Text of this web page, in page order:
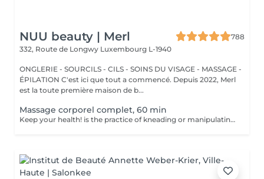
NUU beauty | Merl
788
332, Route de Longwy Luxembourg L-1940
ONGLERIE - SOURCILS - CILS - SOINS DU VISAGE - MASSAGE -
ÉPILATION C'est ici que tout a commencé. Depuis 2022, Merl
est la toute première maison de b...
Massage corporel complet, 60 min
Keep your health! is the practice of kneading or manipulating a person's muscles and other soft-tissue in order to reduce stress, reduce muscle pain, increase relaxation and improve the work of the immune system. Benefits of getting a full body massage: - reduces stress - relaxing - improves blood circulation - improves body immune system How is full body massage done? - head and neck are massaged - shoulders and back are massaged - hands and arms are massaged - feet and legs are massaged - belly is massaged Age restrictions: there are no age restrictions for this procedure. Post procedure recommendations: do not do sport and any sharp movements 2-3 hours after the procedure. Frequency: 1-2 times per week, 10 times in total. Repeat once in 3-6 months.